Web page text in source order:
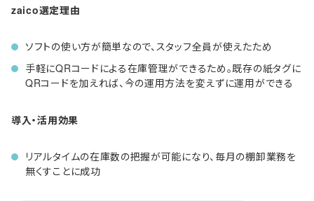
zaico選定理由
ソフトの使い方が簡単なので、スタッフ全員が使えたため
手軽にQRコードによる在庫管理ができるため。既存の紙タグに
QRコードを加えれば、今の運用方法を変えずに運用ができる
導入・活用効果
リアルタイムの在庫数の把握が可能になり、毎月の棚卸業務を
無くすことに成功